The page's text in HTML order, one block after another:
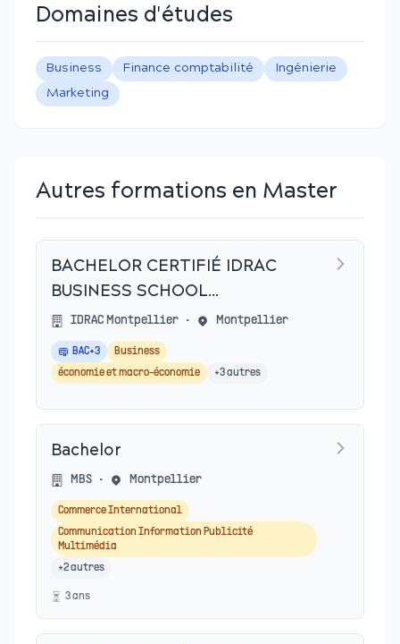
Domaines d'études
Business Finance comptabilité
Ingénierie
Marketing
Autres formations en Master
BACHELOR CERTIFIÉ IDRAC
BUSINESS SCHOOL
(AMIENS,BORDEAUX)
IDRAC Montpellier • Montpellier
BAC+3
Business
économie et macro-économie
+3autres
Bachelor
MBS • Montpellier
Commerce International
Communication Information Publicité
Multimédia
+2autres
3ans